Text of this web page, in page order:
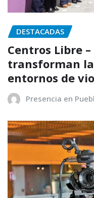
DESTACADAS
Centros Libre
transforman
entornos de
Presencia en